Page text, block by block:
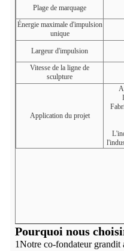
Plage de marquage
Énergie maximale d'impulsion
unique
Largeur d'impulsion
Vitesse de la ligne de
sculpture
Application du projet
Pourquoi nous
1Notre co-fondateur grandit